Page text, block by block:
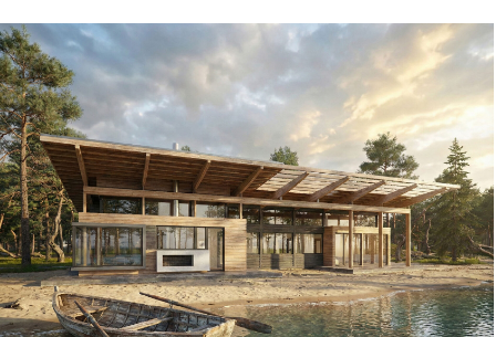
В основе архитектуры лежит экспонированный деревянный
каркас и выразительная моноскатная кровля, которая формирует
проницаемую оболочку между человеком и природой. Благодаря
панорамному остеклению и глубокой крытой террасе, дом
становится органичным продолжением ландшафта, где интерьер
и экстерьер сливаются в единое пространство.